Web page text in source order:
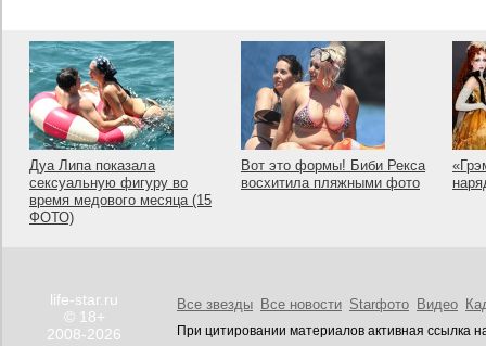
Дуа Липа показала
сексуальную фигуру во
время медового месяца (15
ФОТО)
Вот это формы! Биби Рекса
восхитила пляжными фото
life-star.ru
© 18+
2008-2026
Все звезды Все новости Starфото Видео
При цитировании материалов активная ссылка